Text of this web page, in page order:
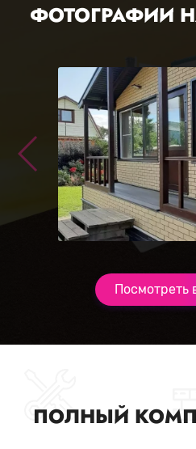
ФОТОГРАФИИ
Посмотреть
ПОЛНЫЙ